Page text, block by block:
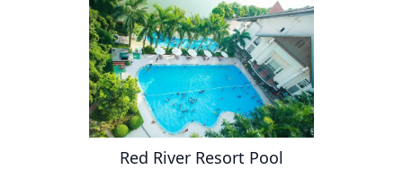
Red River Resort Pool